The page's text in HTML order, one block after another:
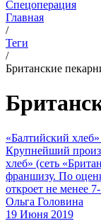
Спецоперация
Главная
/
Теги
/
Британские
«Балтийский
Крупнейший
хлеб» (сеть
франшизу. По
откроет не менее
Ольга Головина
19 Июня 2019